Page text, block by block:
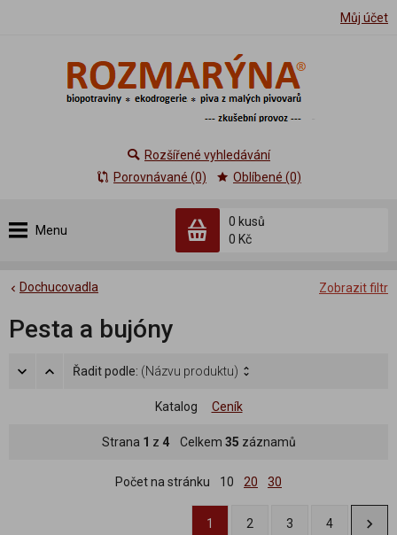
Můj účet
Menu
0 kusů
0 Kč
Rozšířené vyhledávání
Porovnávané (0)
Oblíbené (0)
Zobrazit filtr
Dochucovadla
Pesta a bujóny
Řadit podle: (Názvu produktu)
Katalog Ceník
Strana 1 z 4Celkem 35 záznamů
Počet na stránku 10 20 30
1 2 3 4